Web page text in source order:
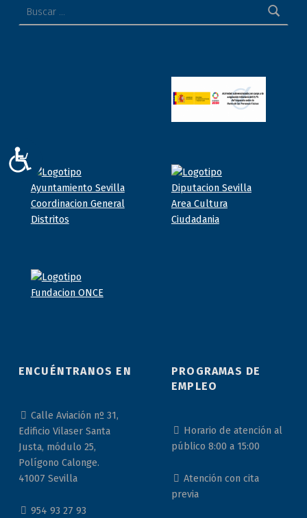
ENCUÉNTRANOS EN
Calle Aviación nº 31,
Edificio Vilaser Santa
Justa, módulo 25,
Polígono Calonge.
41007 Sevilla
954 93 27 93
PROGRAMAS DE
EMPLEO
Horario de atención al
público 8:00 a 15:00
Atención con cita
previa